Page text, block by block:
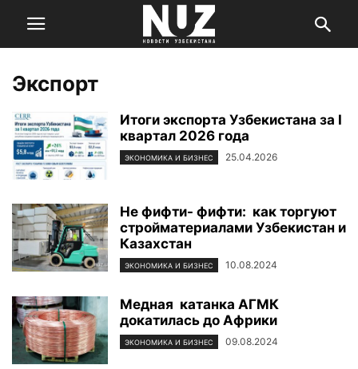
Экспорт
Итоги экспорта Узбекистана за I
квартал 2026 года
ЭКОНОМИКА И БИЗНЕС 25.04.2026
Не фифти- фифти: как торгуют
стройматериалами Узбекистан и
Казахстан
ЭКОНОМИКА И БИЗНЕС 10.08.2024
Медная катанка АГМК
докатилась до Африки
ЭКОНОМИКА И БИЗНЕС 09.08.2024